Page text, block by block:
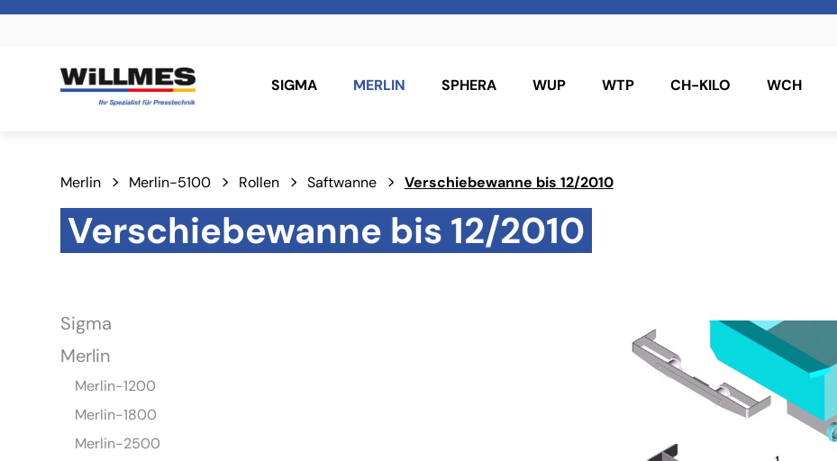
SIGMA MERLIN SPHERA WUP WTP CH-KILO WCH
Merlin Merlin-5100 Rollen Saftwanne Verschiebewanne bis 12/2010
Verschiebewanne bis 12/2010
Sigma
Merlin
Merlin-1200
Merlin-1800
Merlin-2500